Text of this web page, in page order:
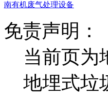
南有机废气处理设备
免责声明：
当前页为
地埋式垃